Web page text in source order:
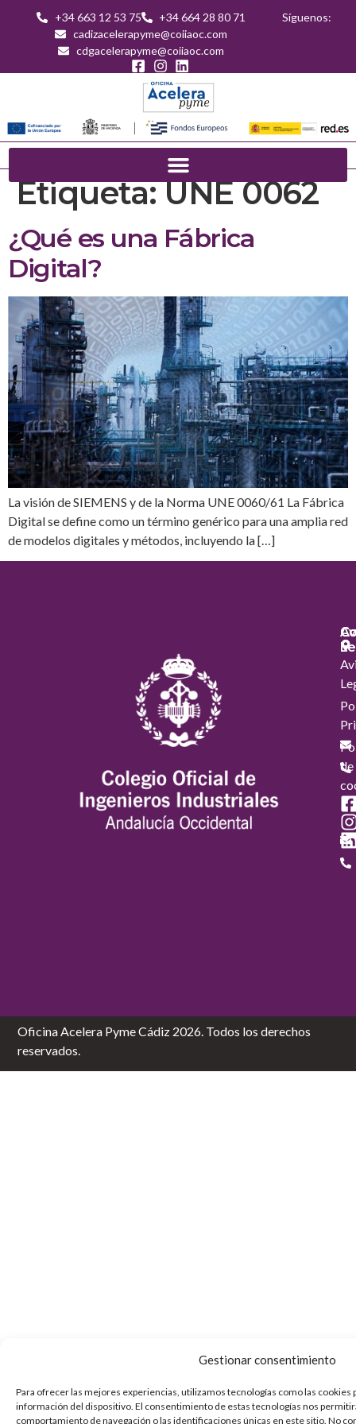
Gestionar consentimiento
Para ofrecer las mejores experiencias, utilizamos tecnologías como las cookies
información del dispositivo. El consentimiento de estas tecnologías nos
comportamiento de navegación o las identificaciones únicas en este sitio. No
+34 663 12 53 75
+34 664 28 80 71
cadizacelerapyme@coiiaoc.com
cdgacelerapyme@coiiaoc.com
Síguenos:
Etiqueta:UNE 0062
¿Qué es una Fábrica
Digital?
La visión de SIEMENS y de la Norma UNE 0060/61 La Fábrica
Digital se define como un término genérico para una amplia red
de modelos digitales y métodos, incluyendo la […]
de
Oficina Acelera Pyme Cádiz 2026. Todos los derechos
reservados.